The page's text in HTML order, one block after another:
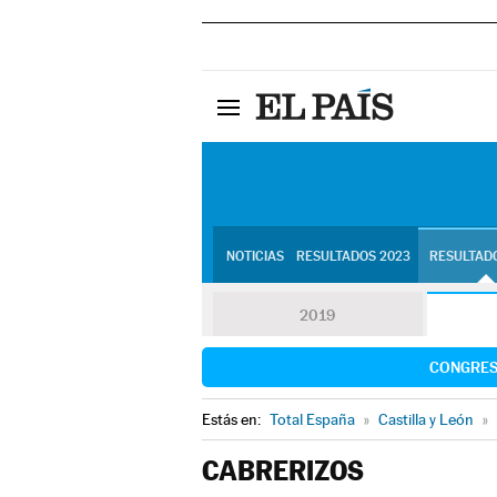
NOTICIAS RESULTADOS 2023
2019
Estás en: Total España » Castilla y León »
CABRERIZOS